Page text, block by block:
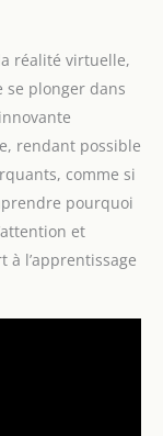
réalité virtuelle,
se plonger dans
rendant possible
comme si
pourquoi
et
l’apprentissage